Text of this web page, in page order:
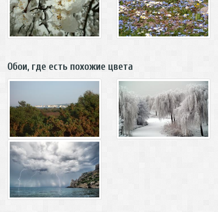
Обои, где есть похожие цвета